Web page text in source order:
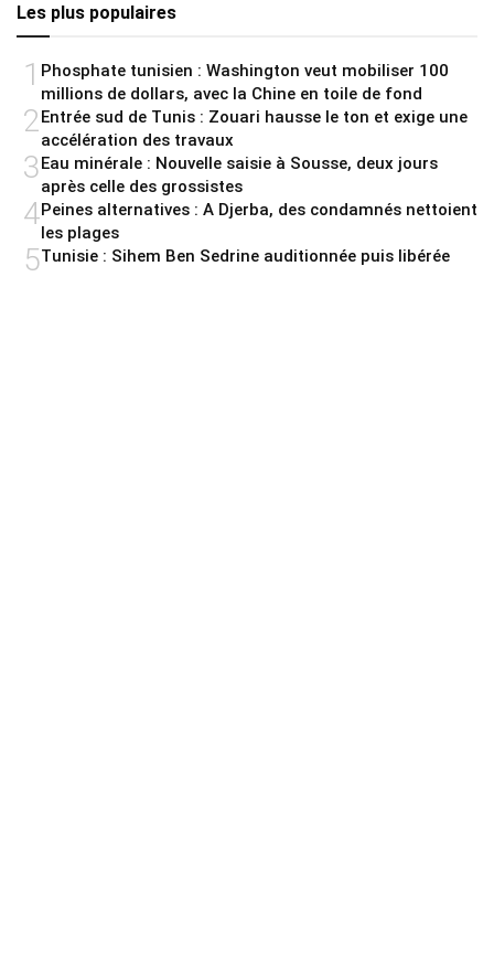
Les plus populaires
1 Phosphate tunisien : Washington veut mobiliser 100
millions de dollars, avec la Chine en toile de fond
2 Entrée sud de Tunis : Zouari hausse le ton et exige une
accélération des travaux
3Eau minérale : Nouvelle saisie à Sousse, deux jours
après celle des grossistes
4Peines alternatives : A Djerba, des condamnés nettoient
les plages
5Tunisie : Sihem Ben Sedrine auditionnée puis libérée